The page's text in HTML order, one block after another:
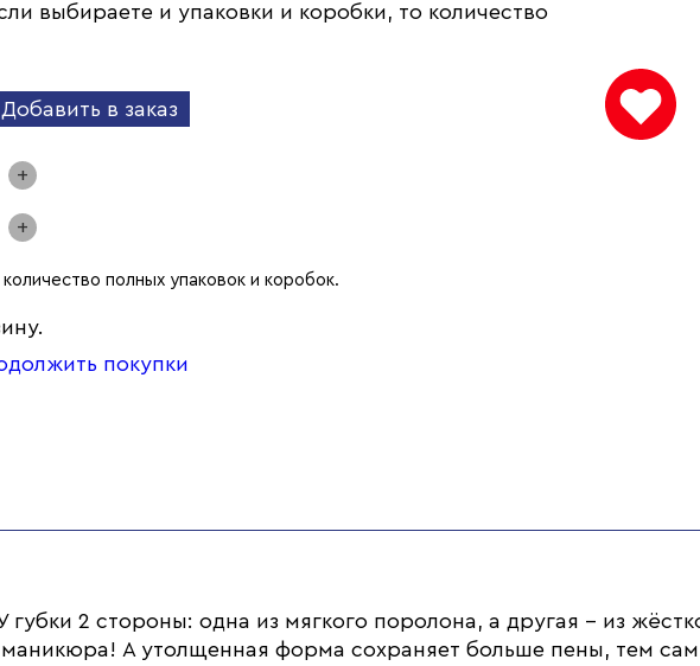
выбираете и упаковки и коробки, то количество
Добавить в заказ
+
+
полных упаковок и коробок.
покупки
2 стороны: одна из мягкого поролона, а другая - из
маникюра! А утолщенная форма сохраняет больше пены, тем